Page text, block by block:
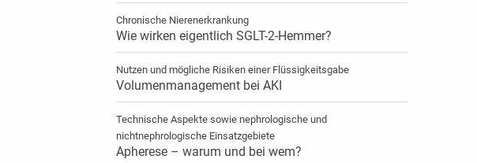
Chronische Nierenerkrankung
Wie wirken eigentlich SGLT-2-Hemmer?
Nutzen und mögliche Risiken einer Flüssigkeitsgabe
Volumenmanagement bei AKI
Technische Aspekte sowie nephrologische und
nichtnephrologische Einsatzgebiete
Apherese – warum und bei wem?